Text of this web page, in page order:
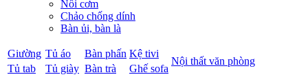
Nồi cơm
Chảo chống dính
Bàn ủi, bàn là
Giường Tủ áo Bàn phấn Kệ tivi
Nội thất văn phòng
Tủ tab Tủ giày Bàn trà
Ghế sofa